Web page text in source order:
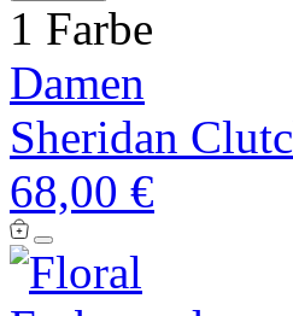
1 Farbe
Damen
Sheridan
68,00 €